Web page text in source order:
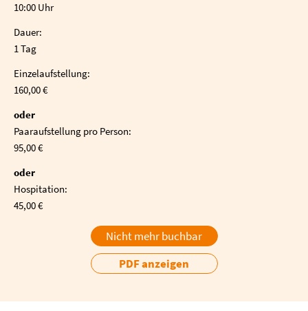
10:00 Uhr
Dauer:
1 Tag
Einzelaufstellung:
160,00 €
oder
Paaraufstellung pro Person:
95,00 €
oder
Hospitation:
45,00 €
Nicht mehr buchbar
PDF anzeigen